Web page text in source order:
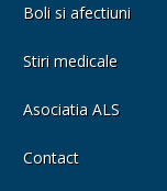
Boli si afectiuni
Stiri medicale
Asociatia ALS
Contact